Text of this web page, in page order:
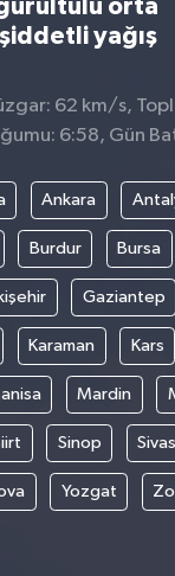
orta
yağış
62 km/s,
6:58, Gün
Ankara
Burdur Bursa
Gaziantep
Karaman Kars
Mardin
Sinop Sivas
Yozgat